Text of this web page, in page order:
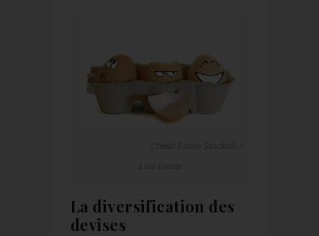
La diversification des
devises